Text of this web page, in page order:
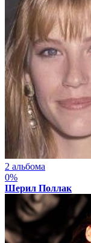
2 альбома
0%
Шерил Поллак